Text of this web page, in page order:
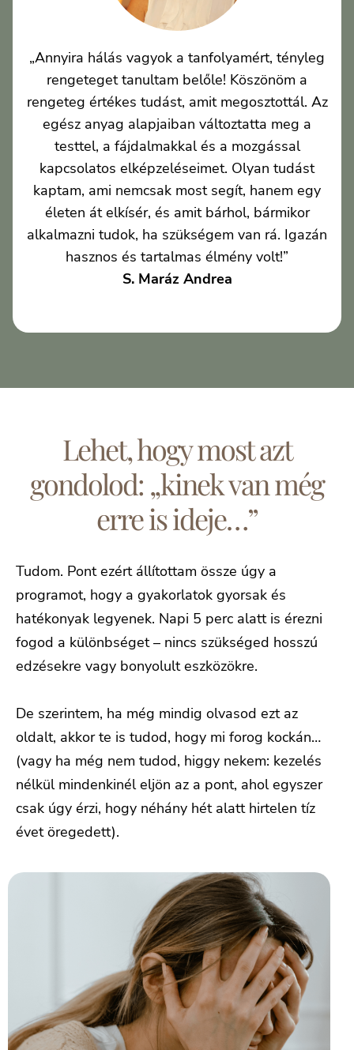
„Annyira hálás vagyok a tanfolyamért, tényleg
rengeteget tanultam belőle! Köszönöm a
rengeteg értékes tudást, amit megosztottál. Az
egész anyag alapjaiban változtatta meg a
testtel, a fájdalmakkal és a mozgással
kapcsolatos elképzeléseimet. Olyan tudást
kaptam, ami nemcsak most segít, hanem egy
életen át elkísér, és amit bárhol, bármikor
alkalmazni tudok, ha szükségem van rá. Igazán
hasznos és tartalmas élmény volt!”
S. Maráz Andrea
Lehet, hogy most azt
gondolod: „kinek van még
erre is ideje…”
Tudom. Pont ezért állítottam össze úgy a
programot, hogy a gyakorlatok gyorsak és
hatékonyak legyenek. Napi 5 perc alatt is érezni
fogod a különbséget – nincs szükséged hosszú
edzésekre vagy bonyolult eszközökre.
De szerintem, ha még mindig olvasod ezt az
oldalt, akkor te is tudod, hogy mi forog kockán…
(vagy ha még nem tudod, higgy nekem: kezelés
nélkül mindenkinél eljön az a pont, ahol egyszer
csak úgy érzi, hogy néhány hét alatt hirtelen tíz
évet öregedett).